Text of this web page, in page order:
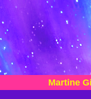
Martine